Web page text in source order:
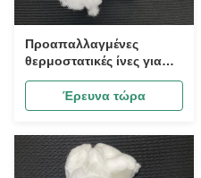
Προαπαλλαγμένες
θερμοστατικές ίνες για
αλλαγή φάσης,
υπερλεπτές φουσκωτές
θερμοστατικές ίνες με
σύννεφο ίνες για
μαξιλάρια και στρώματα
Έρευνα τώρα